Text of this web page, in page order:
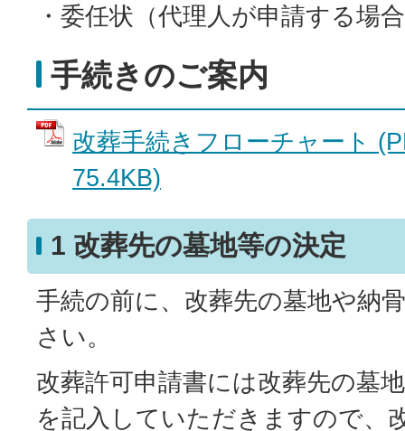
・委任状（代理人が申請する場
手続きのご案内
改葬手続きフローチャート
75.4KB)
1 改葬先の墓地等の決定
手続の前に、改葬先の墓地や納
さい。
改葬許可申請書には改葬先の墓
を記入していただきますので、